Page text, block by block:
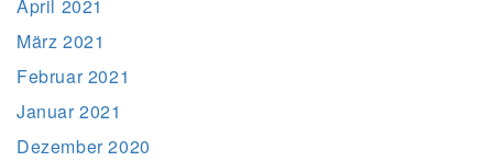
April 2021
März 2021
Februar 2021
Januar 2021
Dezember 2020